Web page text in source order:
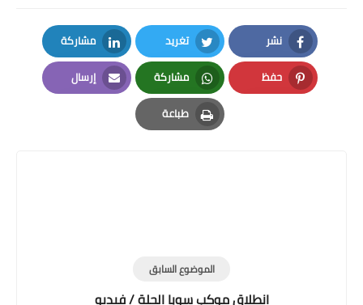
نشر
Facebook
تغريد
Twitter
مشاركة
LinkedIn
حفظ
Pinterest
مشاركة
Whatsapp
إرسال
Email
طباعة
Print
الموضوع السابق
انطلاق موكب سوبا الحلة / فيديو